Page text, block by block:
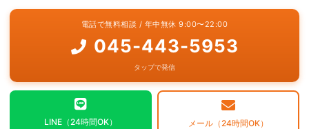
電話で無料相談 / 年中無休 9:00〜22:00
045-443-5953
タップで発信
LINE（24時間OK） メール（24時間OK）